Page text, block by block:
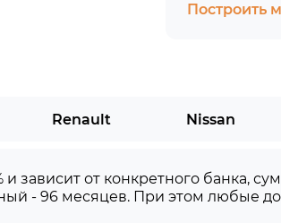
Построить
Renault Nissan
и зависит от конкретного
- 96 месяцев. При этом любые